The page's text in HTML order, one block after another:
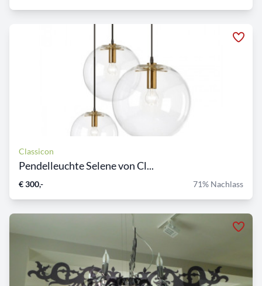
Classicon
Pendelleuchte Selene von Cl...
€ 300,- 71% Nachlass